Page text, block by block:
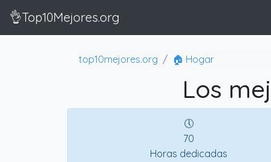
👌Top10Mejores.org
top10mejores.org 🏠 Hogar
Los
🕔
70
Horas dedicadas